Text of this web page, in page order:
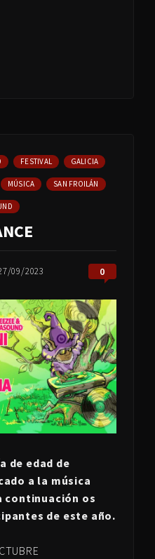
FESTIVAL GALICIA
MÚSICA SAN FROILÁN
09/2023 0
de edad de
a la música
continuación os
de este año.